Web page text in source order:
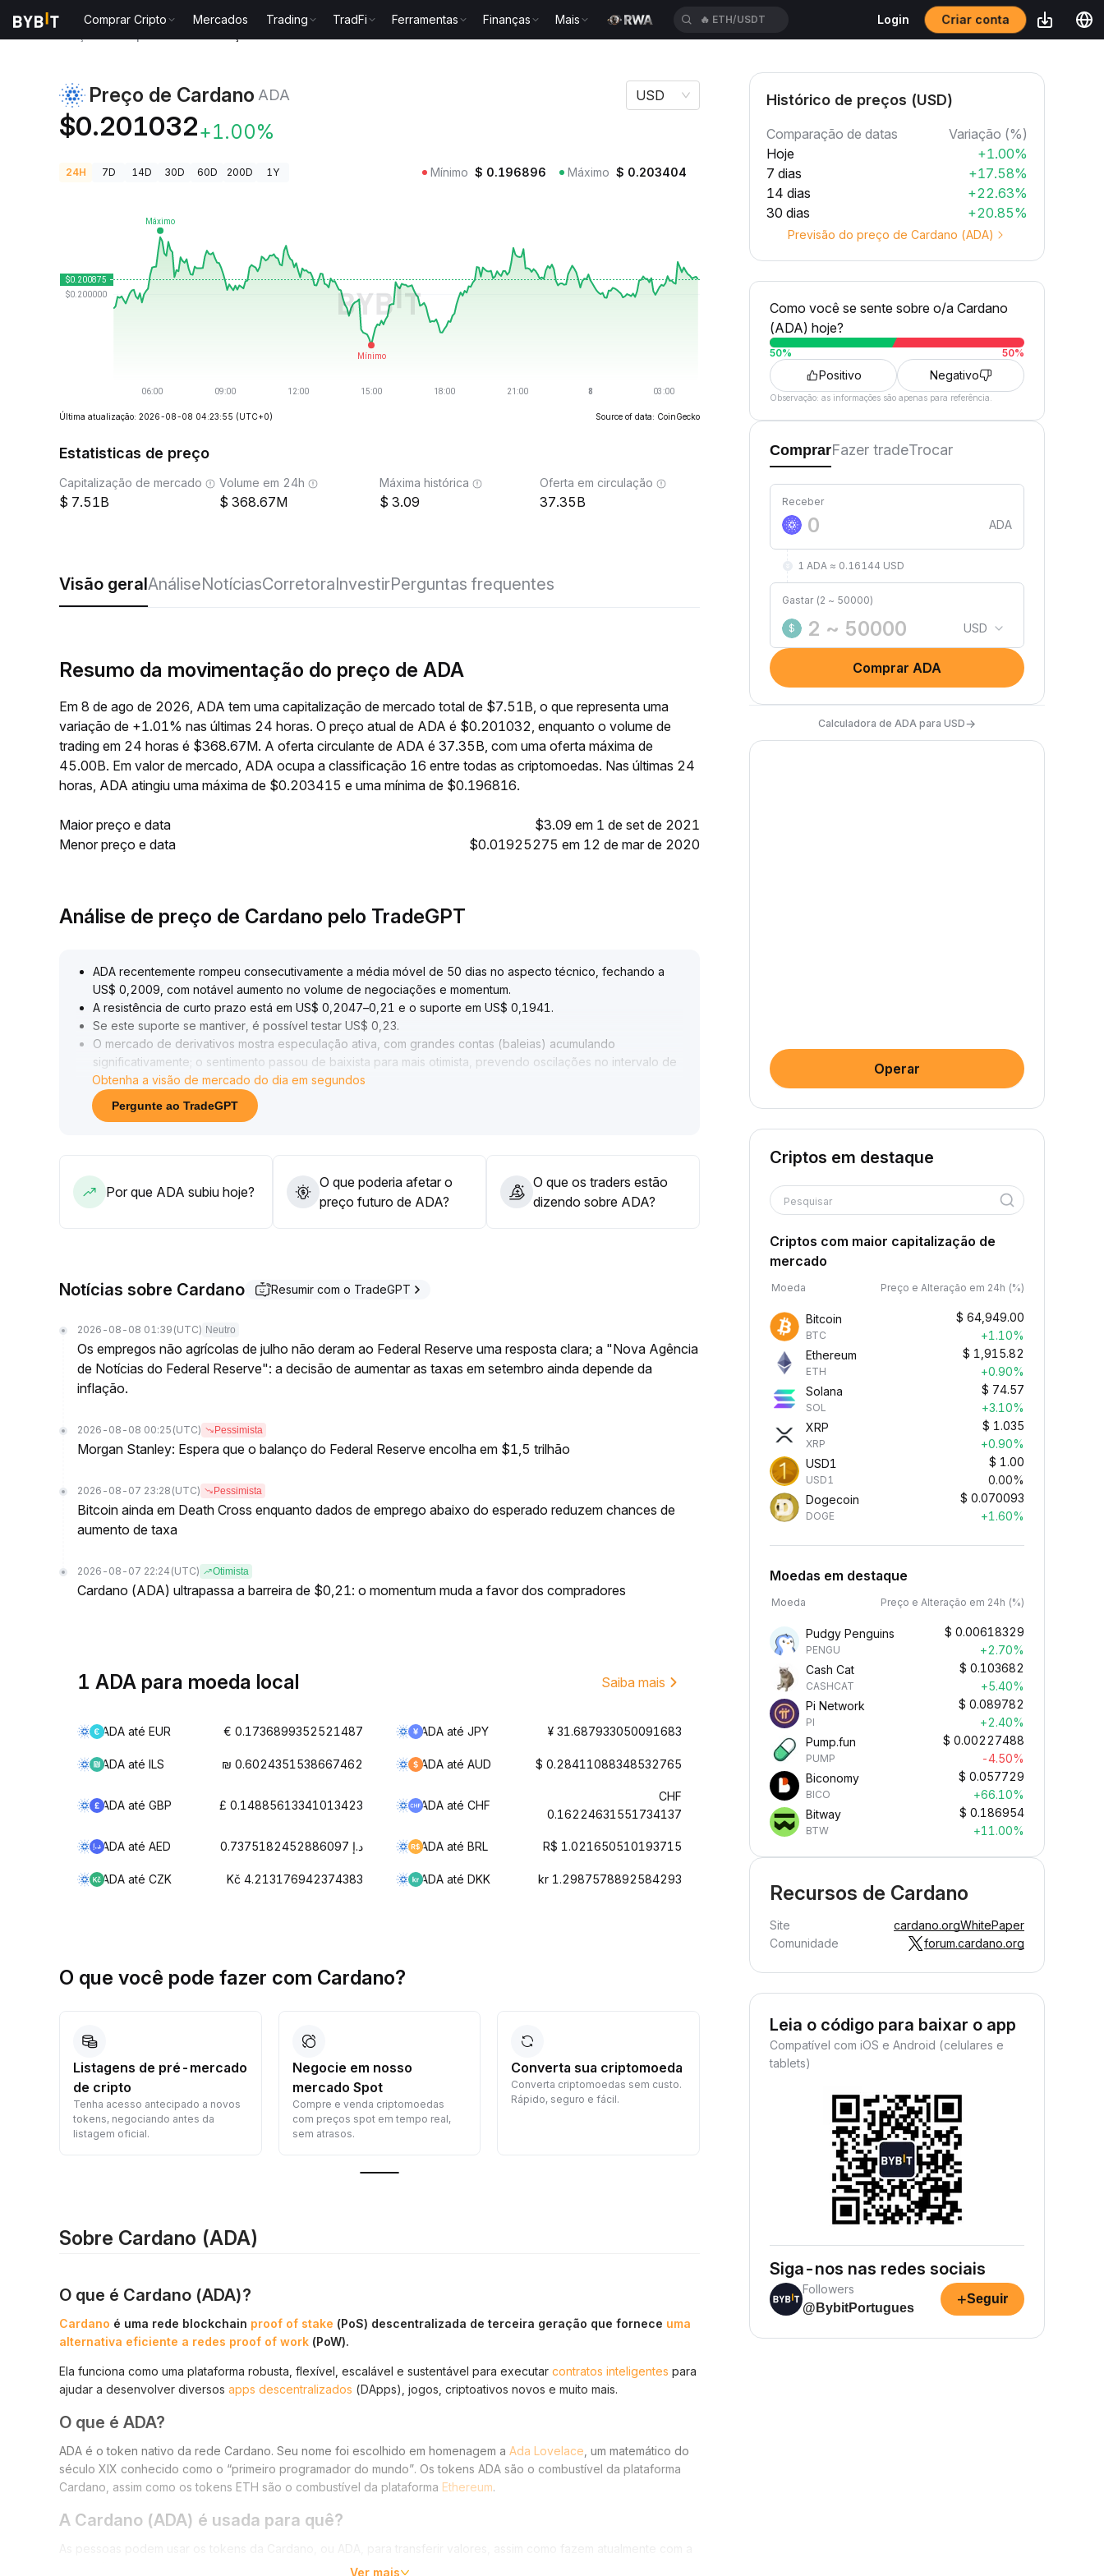
Comprar Cripto Mercados Trading TradFi Ferramentas Finanças Mais 🔥 BLESSUSDT Login Criar conta
Preço de Cardano ADA
$0.201032+1.00%
USD
24H 7D 14D 30D 60D 200D 1Y Mínimo $ 0.196896 Máximo $ 0.203404
Última atualização: 2026-08-08 04:23:55 (UTC+0) Source of data: CoinGecko
Estatisticas de preço
Capitalização de mercado
7.51B
Volume em 24h
368.67M
Máxima histórica
3.09
Oferta em circulação
37.35B
Visão geralAnáliseNotíciasCorretoraInvestirPerguntas frequentes
Resumo da movimentação do preço de ADA
Em 8 de ago de 2026, ADA tem uma capitalização de mercado total de $7.51B, o que representa uma
variação de +1.01% nas últimas 24 horas. O preço atual de ADA é $0.201032, enquanto o volume de
trading em 24 horas é $368.67M. A oferta circulante de ADA é 37.35B, com uma oferta máxima de
45.00B. Em valor de mercado, ADA ocupa a classificação 16 entre todas as criptomoedas. Nas últimas 24
horas, ADA atingiu uma máxima de $0.203415 e uma mínima de $0.196816.
Maior preço e data
$3.09 em 1 de set de 2021
Menor preço e data
$0.01925275 em 12 de mar de 2020
Análise de preço de Cardano pelo TradeGPT
ADA recentemente rompeu consecutivamente a média móvel de 50 dias no aspecto técnico, fechando a
US$ 0,2009, com notável aumento no volume de negociações e momentum.
A resistência de curto prazo está em US$ 0,2047–0,21 e o suporte em US$ 0,1941.
Se este suporte se mantiver, é possível testar US$ 0,23.
O mercado de derivativos mostra especulação ativa, com grandes contas (baleias) acumulando
significativamente; o sentimento passou de baixista para mais otimista, prevendo oscilações no intervalo de
US$ 0,1884–0,1967 no curto prazo
No fundamental, avanço contínuo em conformidade regulatória e governança da ecologia; o valor de médio
a longo prazo ainda está sendo consolidado
Obtenha a visão de mercado do dia em segundos
Pergunte ao TradeGPT
Por que ADA subiu hoje?
O que poderia afetar o
preço futuro de ADA?
O que os traders estão
dizendo sobre ADA?
Notícias sobre Cardano Resumir com o TradeGPT
2026-08-08 01:39 (UTC) Neutro
Os empregos não agrícolas de julho não deram ao Federal Reserve uma resposta clara; a "Nova Agência
de Notícias do Federal Reserve": a decisão de aumentar as taxas em setembro ainda depende da
inflação.
2026-08-08 00:25 (UTC) Pessimista
Morgan Stanley: Espera que o balanço do Federal Reserve encolha em $1,5 trilhão
2026-08-07 23:28 (UTC) Pessimista
Bitcoin ainda em Death Cross enquanto dados de emprego abaixo do esperado reduzem chances de
aumento de taxa
2026-08-07 22:24 (UTC) Otimista
Cardano (ADA) ultrapassa a barreira de $0,21: o momentum muda a favor dos compradores
1 ADA para moeda local Saiba mais
ADA até EUR € 0.1736899352521487 ADA até JPY ¥ 31.687933050091683
ADA até ILS ₪ 0.6024351538667462 ADA até AUD $ 0.28411088348532765
ADA até GBP £ 0.14885613341013423 ADA até CHF
CHF
0.16224631551734137
ADA até AED د.إ 0.7375182452886097 ADA até BRL R$ 1.021650510193715
ADA até CZK Kč 4.213176942374383 ADA até DKK kr 1.2987578892584293
O que você pode fazer com Cardano?
Listagens de pré-mercado
de cripto
Tenha acesso antecipado a novos
tokens, negociando antes da
listagem oficial.
Negocie em nosso
mercado Spot
Compre e venda criptomoedas
com preços spot em tempo real,
sem atrasos.
Converta sua criptomoeda
Converta criptomoedas sem custo.
Rápido, seguro e fácil.
Renda passiva em cripto
cripto. Basta depositar e ver seu
Sobre Cardano (ADA)
O que é Cardano (ADA)?
Cardano é uma rede blockchain proof of stake (PoS) descentralizada de terceira geração que fornece uma
alternativa eficiente a redes proof of work (PoW).
Ela funciona como uma plataforma robusta, flexível, escalável e sustentável para executar contratos inteligentes para
ajudar a desenvolver diversos apps descentralizados (DApps), jogos, criptoativos novos e muito mais.
O que é ADA?
ADA é o token nativo da rede Cardano. Seu nome foi escolhido em homenagem a Ada Lovelace , um matemático do
século XIX conhecido como o “primeiro programador do mundo”. Os tokens ADA são o combustível da plataforma
Cardano, assim como os tokens ETH são o combustível da plataforma Ethereum.
A Cardano (ADA) é usada para quê?
Ver mais
Histórico de preços (USD)
Comparação de datas
Variação (%)
Hoje
+1.00%
7 dias
+17.58%
14 dias
+22.63%
30 dias
+20.85%
Previsão do preço de Cardano (ADA)
Como você se sente sobre o/a Cardano
(ADA) hoje?
50% 50%
Positivo Negativo
Observação: as informações são apenas para referência.
ComprarFazer tradeTrocar
Receber
ADA
1 ADA ≈ 0.16144 USD
Gastar (2 ~ 50000)
$ USD
Comprar ADA
Calculadora de ADA para USD→
Operar
Criptos em destaque
Pesquisar
Criptos com maior capitalização de
mercado
Moeda Preço e Alteração em 24h (%)
Bitcoin
BTC
$ 64,949.00
+1.10%
Ethereum
ETH
$ 1,915.82
+0.90%
Solana
SOL
$ 74.57
+3.10%
XRP
XRP
$ 1.035
+0.90%
USD1
USD1
$ 1.00
0.00%
Dogecoin
DOGE
$ 0.070093
+1.60%
Moedas em destaque
Moeda Preço e Alteração em 24h (%)
Pudgy Penguins
PENGU
$ 0.00618329
+2.70%
Cash Cat
CASHCAT
$ 0.103682
+5.40%
Pi Network
PI
$ 0.089782
+2.40%
Pump.fun
PUMP
$ 0.00227488
-4.50%
Biconomy
BICO
$ 0.057729
+66.10%
Bitway
BTW
$ 0.186954
+11.00%
Recursos de Cardano
Site cardano.orgWhitePaper
Comunidade
forum.cardano.org
Leia o código para baixar o app
Compatível com iOS e Android (celulares e
tablets)
Siga-nos nas redes sociais
Followers
@BybitPortugues
+Seguir